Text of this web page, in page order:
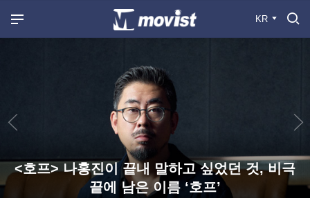
KR
<호프> 나홍진이 끝내 말하고 싶었던 것, 비극
끝에 남은 이름 ‘호프’